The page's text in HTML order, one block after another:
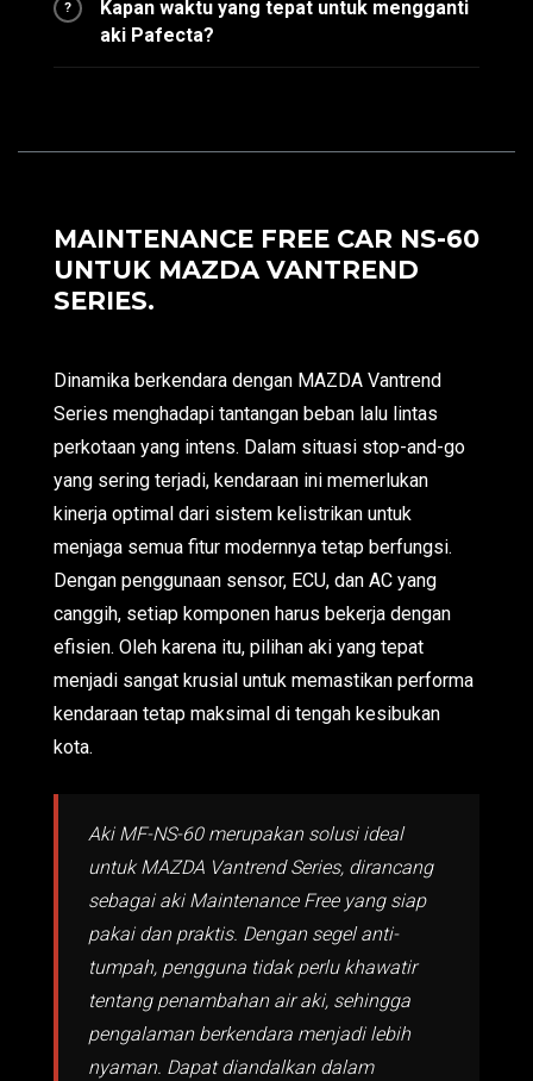
?
Kapan waktu yang tepat untuk mengganti
aki Pafecta?
MAINTENANCE FREE CAR NS-60
UNTUK MAZDA VANTREND
SERIES.
Dinamika berkendara dengan MAZDA Vantrend
Series menghadapi tantangan beban lalu lintas
perkotaan yang intens. Dalam situasi stop-and-go
yang sering terjadi, kendaraan ini memerlukan
kinerja optimal dari sistem kelistrikan untuk
menjaga semua fitur modernnya tetap berfungsi.
Dengan penggunaan sensor, ECU, dan AC yang
canggih, setiap komponen harus bekerja dengan
efisien. Oleh karena itu, pilihan aki yang tepat
menjadi sangat krusial untuk memastikan performa
kendaraan tetap maksimal di tengah kesibukan
kota.
Aki MF-NS-60 merupakan solusi ideal
untuk MAZDA Vantrend Series, dirancang
sebagai aki Maintenance Free yang siap
pakai dan praktis. Dengan segel anti-
tumpah, pengguna tidak perlu khawatir
tentang penambahan air aki, sehingga
pengalaman berkendara menjadi lebih
nyaman. Dapat diandalkan dalam